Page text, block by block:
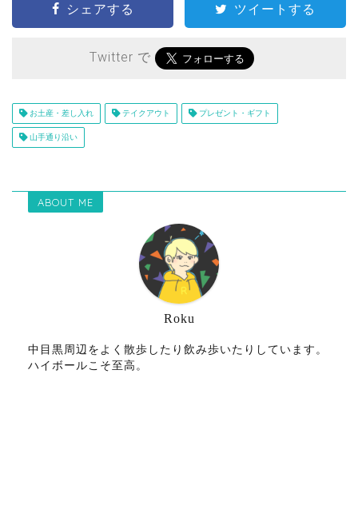
シェアする ツイートする
Twitter で
お土産・差し入れ テイクアウト プレゼント・ギフト
山手通り沿い
ABOUT ME
Roku
中目黒周辺をよく散歩したり飲み歩いたりしています。
ハイボールこそ至高。